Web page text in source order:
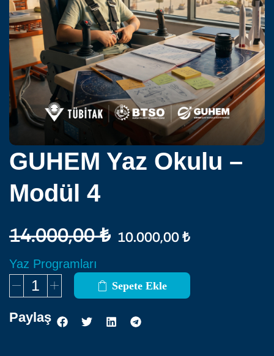
GUHEM Yaz Okulu –
Modül 4
14.000,00₺ 10.000,00₺
Yaz Programları
Sepete Ekle
Paylaş